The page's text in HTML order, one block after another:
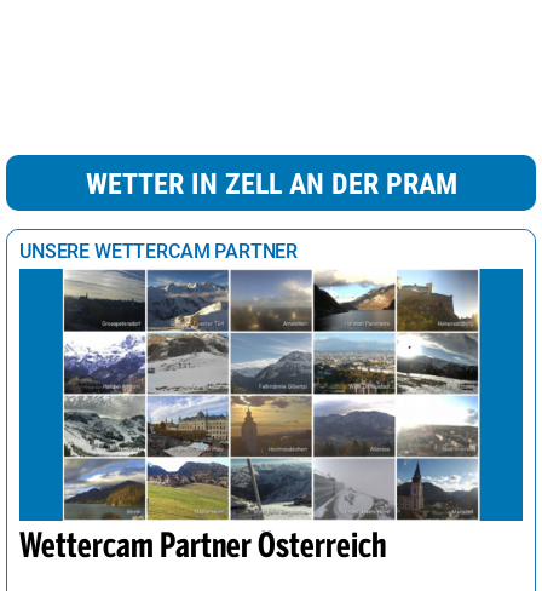
WETTER IN ZELL AN DER PRAM
UNSERE WETTERCAM PARTNER
Wettercam Partner Österreich